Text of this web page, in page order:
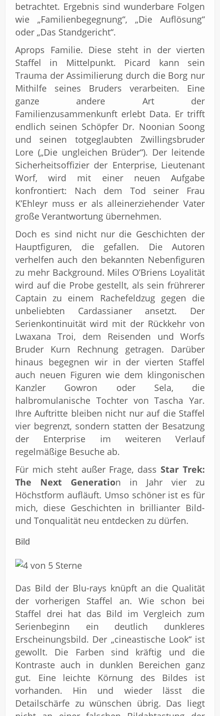
betrachtet. Ergebnis sind wunderbare Folgen
wie „Familienbegegnung“, „Die Auflösung“
oder „Das Standgericht“.
Aprops Familie. Diese steht in der vierten
Staffel in Mittelpunkt. Picard kann sein
Trauma der Assimilierung durch die Borg nur
Mithilfe seines Bruders verarbeiten. Eine
ganze andere Art der
Familienzusammenkunft erlebt Data. Er trifft
endlich seinen Schöpfer Dr. Noonian Soong
und seinen totgeglaubten Zwillingsbruder
Lore („Die ungleichen Brüder“). Der leitende
Sicherheitsoffizier der Enterprise, Lieutenant
Worf, wird mit einer neuen Aufgabe
konfrontiert: Nach dem Tod seiner Frau
K’Ehleyr muss er als alleinerziehender Vater
große Verantwortung übernehmen.
Doch es sind nicht nur die Geschichten der
Hauptfiguren, die gefallen. Die Autoren
verhelfen auch den bekannten Nebenfiguren
zu mehr Background. Miles O’Briens Loyalität
wird auf die Probe gestellt, als sein frührerer
Captain zu einem Rachefeldzug gegen die
unbeliebten Cardassianer ansetzt. Der
Serienkontinuität wird mit der Rückkehr von
Lwaxana Troi, dem Reisenden und Worfs
Bruder Kurn Rechnung getragen. Darüber
hinaus begegnen wir in der vierten Staffel
auch neuen Figuren wie dem klingonischen
Kanzler Gowron oder Sela, die
halbromulanische Tochter von Tascha Yar.
Ihre Auftritte bleiben nicht nur auf die Staffel
vier begrenzt, sondern statten der Besatzung
der Enterprise im weiteren Verlauf
regelmäßige Besuche ab.
Für mich steht außer Frage, dassStar Trek:
The Next Generation in Jahr vier zu
Höchstform aufläuft. Umso schöner ist es für
mich, diese Geschichten in brillianter Bild-
und Tonqualität neu entdecken zu dürfen.
Bild
Das Bild der Blu-rays knüpft an die Qualität
der vorherigen Staffel an. Wie schon bei
Staffel drei hat das Bild im Vergleich zum
Serienbeginn ein deutlich dunkleres
Erscheinungsbild. Der „cineastische Look“ ist
gewollt. Die Farben sind kräftig und die
Kontraste auch in dunklen Bereichen ganz
gut. Eine leichte Körnung des Bildes ist
vorhanden. Hin und wieder lässt die
Detailschärfe zu wünschen übrig. Das liegt